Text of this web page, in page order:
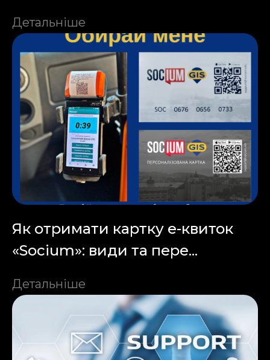
Детальніше
Як отримати картку е-квиток
«Socium»: види та пере...
Детальніше